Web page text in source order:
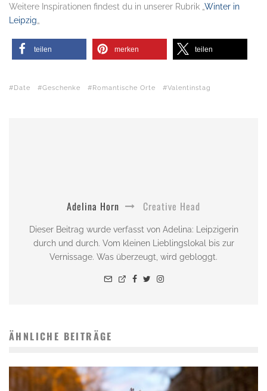
Weitere Inspirationen findest du in unserer Rubrik „ Winter in
Leipzig
teilen merken teilen
Date Geschenke Romantische Orte Valentinstag
Adelina Horn Creative Head
Dieser Beitrag wurde verfasst von Adelina: Leipzigerin
durch und durch. Vom kleinen Lieblingslokal bis zur
Vernissage. Was überzeugt, wird gebloggt.
ÄHNLICHE BEITRÄGE